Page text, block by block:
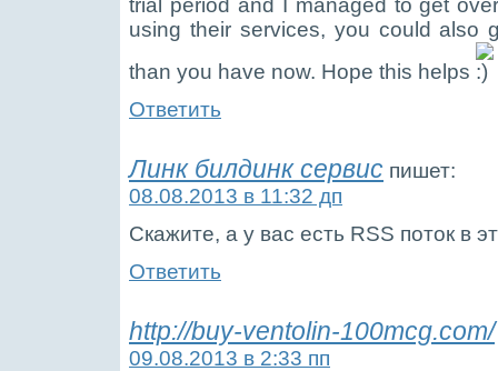
trial period and I managed to get
using their services, you could also
than you have now. Hope this helps
Ответить
Линк билдинк сервис пишет:
08.08.2013 в 11:32 дп
Скажите, а у вас есть RSS поток в
Ответить
http://buy-ventolin-100mcg.com/
09.08.2013 в 2:33 пп